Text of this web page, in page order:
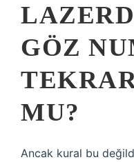
GÖZ
MU?
Ancak kural bu